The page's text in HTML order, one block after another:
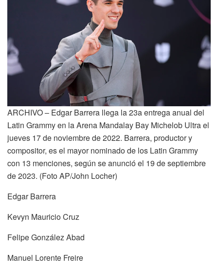
ARCHIVO – Edgar Barrera llega la 23a entrega anual del
Latin Grammy en la Arena Mandalay Bay Michelob Ultra el
jueves 17 de noviembre de 2022. Barrera, productor y
compositor, es el mayor nominado de los Latin Grammy
con 13 menciones, según se anunció el 19 de septiembre
de 2023. (Foto AP/John Locher)
Edgar Barrera
Kevyn Mauricio Cruz
Felipe González Abad
Manuel Lorente Freire